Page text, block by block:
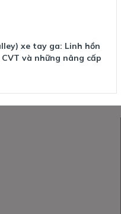
xe tay ga: Linh hồn
và những nâng cấp